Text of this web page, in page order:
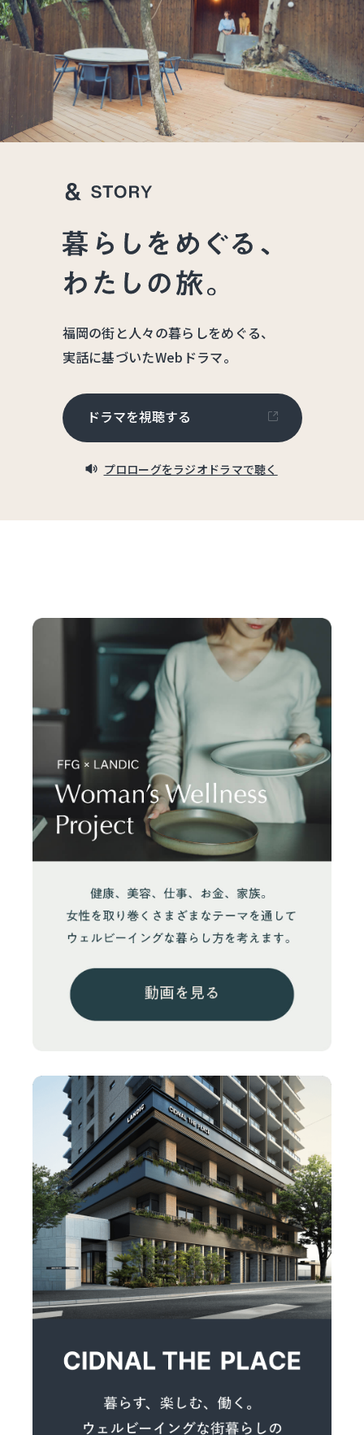
福岡の街と人々の暮らしをめぐる、
実話に基づいたWebドラマ。
ドラマを視聴する
プロローグをラジオドラマで聴く